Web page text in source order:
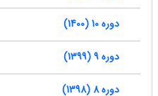
دوره 10 (1400)
دوره 9 (1399)
دوره 8 (1398)